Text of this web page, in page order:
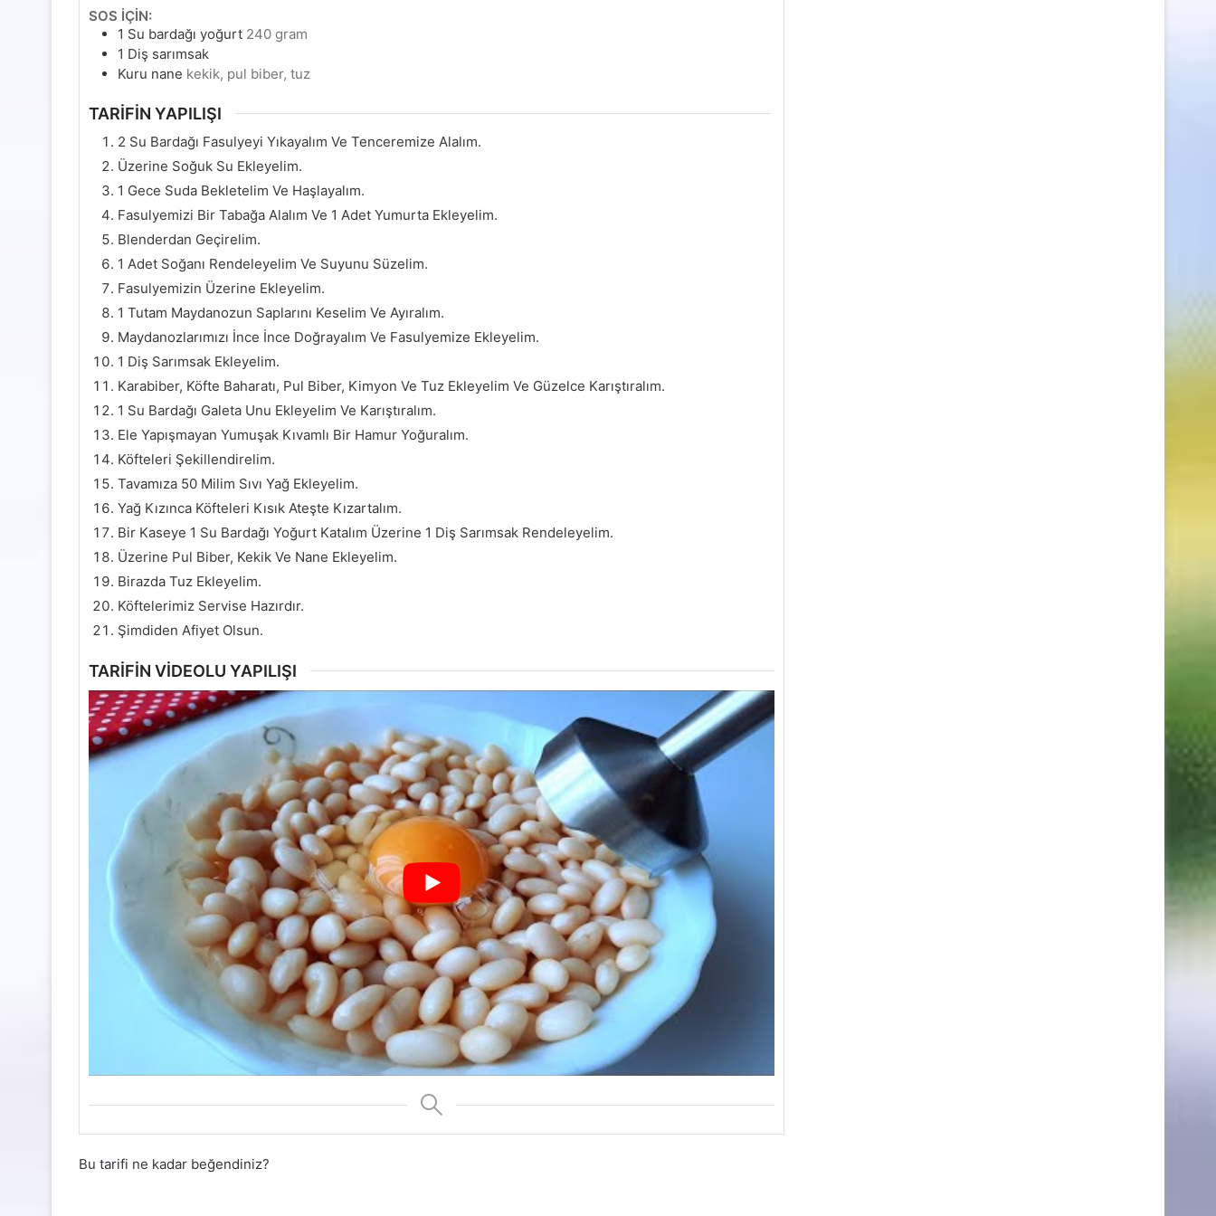
SOS İÇİN:
1 Su bardağı yoğurt 240 gram
1 Diş sarımsak
Kuru nane kekik, pul biber, tuz
TARİFİN YAPILIŞI
2 Su Bardağı Fasulyeyi Yıkayalım Ve Tenceremize Alalım.
Üzerine Soğuk Su Ekleyelim.
1 Gece Suda Bekletelim Ve Haşlayalım.
Fasulyemizi Bir Tabağa Alalım Ve 1 Adet Yumurta Ekleyelim.
Blenderdan Geçirelim.
1 Adet Soğanı Rendeleyelim Ve Suyunu Süzelim.
Fasulyemizin Üzerine Ekleyelim.
1 Tutam Maydanozun Saplarını Keselim Ve Ayıralım.
Maydanozlarımızı İnce İnce Doğrayalım Ve Fasulyemize Ekleyelim.
1 Diş Sarımsak Ekleyelim.
Karabiber, Köfte Baharatı, Pul Biber, Kimyon Ve Tuz Ekleyelim Ve Güzelce Karıştıralım.
1 Su Bardağı Galeta Unu Ekleyelim Ve Karıştıralım.
Ele Yapışmayan Yumuşak Kıvamlı Bir Hamur Yoğuralım.
Köfteleri Şekillendirelim.
Tavamıza 50 Milim Sıvı Yağ Ekleyelim.
Yağ Kızınca Köfteleri Kısık Ateşte Kızartalım.
Bir Kaseye 1 Su Bardağı Yoğurt Katalım Üzerine 1 Diş Sarımsak Rendeleyelim.
Üzerine Pul Biber, Kekik Ve Nane Ekleyelim.
Birazda Tuz Ekleyelim.
Köftelerimiz Servise Hazırdır.
Şimdiden Afiyet Olsun.
TARİFİN VİDEOLU YAPILIŞI
Bu tarifi ne kadar beğendiniz?